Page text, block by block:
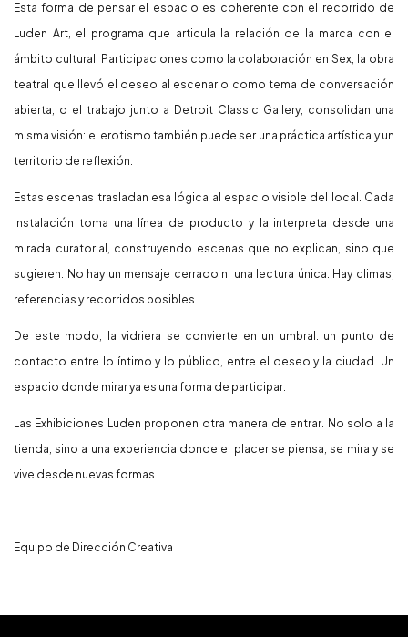
Esta forma de pensar el espacio es coherente con el recorrido de
Luden Art, el programa que articula la relación de la marca con el
ámbito cultural. Participaciones como la colaboración en Sex, la obra
teatral que llevó el deseo al escenario como tema de conversación
abierta, o el trabajo junto a Detroit Classic Gallery, consolidan una
misma visión: el erotismo también puede ser una práctica artística y un
territorio de reflexión.
Estas escenas trasladan esa lógica al espacio visible del local. Cada
instalación toma una línea de producto y la interpreta desde una
mirada curatorial, construyendo escenas que no explican, sino que
sugieren. No hay un mensaje cerrado ni una lectura única. Hay climas,
referencias y recorridos posibles.
De este modo, la vidriera se convierte en un umbral: un punto de
contacto entre lo íntimo y lo público, entre el deseo y la ciudad. Un
espacio donde mirar ya es una forma de participar.
Las Exhibiciones Luden proponen otra manera de entrar. No solo a la
tienda, sino a una experiencia donde el placer se piensa, se mira y se
vive desde nuevas formas.
Equipo de Dirección Creativa